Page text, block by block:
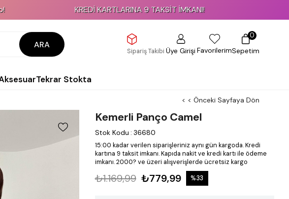
KREDİ KARTLARINA 9 TAKSİT İMKANI!
ARA
Sipariş Takibi Üye GirişiFavorilerimSepetim
0
Tekrar Stokta
< < Önceki Sayfaya Dön
Kemerli Panço Camel
Stok Kodu : 36680
15:00 kadar verilen siparişleriniz aynı gün kargoda. Kredi
kartına 9 taksit imkanı. Kapıda nakit ve kredi kartı ile ödeme
imkanı. 2000? ve üzeri alışverişlerde ücretsiz kargo
₺1.169,99 ₺779,99 %33